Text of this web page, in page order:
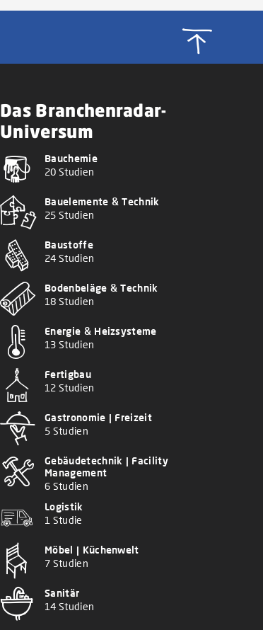
Das Branchenradar-
Universum
Bauchemie
20 Studien
Bauelemente & Technik
25 Studien
Baustoffe
24 Studien
Bodenbeläge & Technik
18 Studien
Energie & Heizsysteme
13 Studien
Fertigbau
12 Studien
Gastronomie | Freizeit
5 Studien
Gebäudetechnik | Facility
Management
6 Studien
Logistik
1 Studie
Möbel | Küchenwelt
7 Studien
Sanitär
14 Studien